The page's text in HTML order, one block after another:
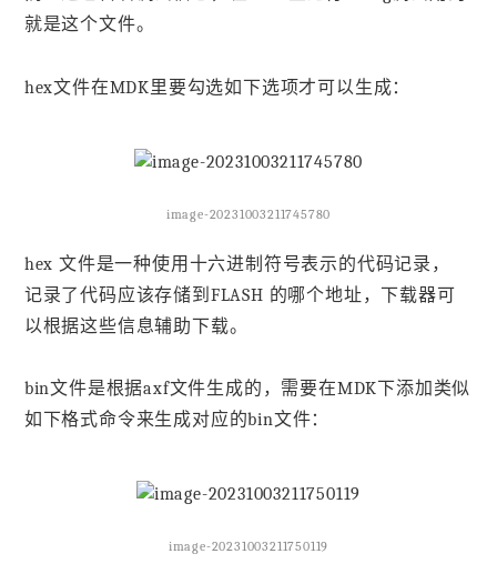
就是这个文件。
hex文件在MDK里要勾选如下选项才可以生成：
image-20231003211745780
hex 文件是一种使用十六进制符号表示的代码记录，
记录了代码应该存储到FLASH 的哪个地址，下载器可
以根据这些信息辅助下载。
bin文件是根据axf文件生成的，需要在MDK下添加类似
如下格式命令来生成对应的bin文件：
image-20231003211750119